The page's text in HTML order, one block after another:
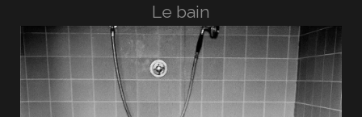
Le bain